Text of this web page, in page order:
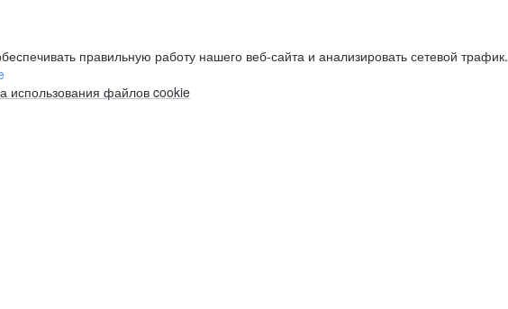
правильную работу нашего веб-сайта и анализировать сетевой трафик.
использования файлов cookie